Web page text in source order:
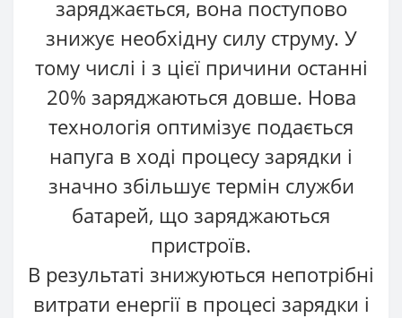
заряджається, вона поступово
знижує необхідну силу струму. У
тому числі і з цієї причини останні
20% заряджаються довше. Нова
технологія оптимізує подається
напуга в ході процесу зарядки і
значно збільшує термін служби
батарей, що заряджаються
пристроїв.
В результаті знижуються непотрібні
витрати енергії в процесі зарядки і